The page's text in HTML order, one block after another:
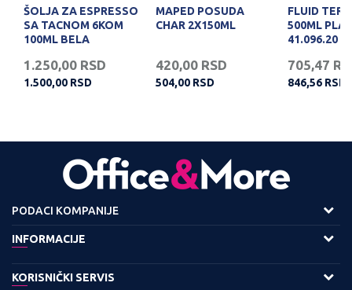
ŠOLJA ZA ESPRESSO
SA TACNOM 6KOM
100ML BELA
1.250,00 RSD
1.500,00 RSD
MAPED POSUDA
CHAR 2X150ML
420,00 RSD
504,00 RSD
FLUID
500ML
41.096.20
705,47
846,56 RSD
PODACI KOMPANIJE
Adresa :
11158 Beograd
INFORMACIJE
O nama
KORISNIČKI SERVIS